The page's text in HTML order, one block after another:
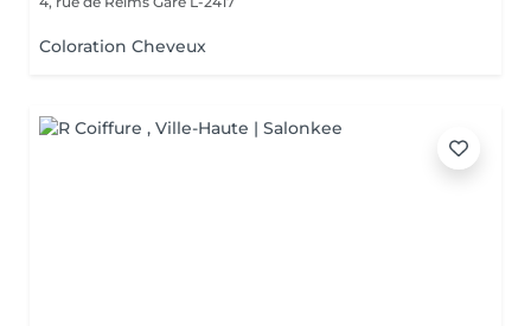
Coloration Cheveux